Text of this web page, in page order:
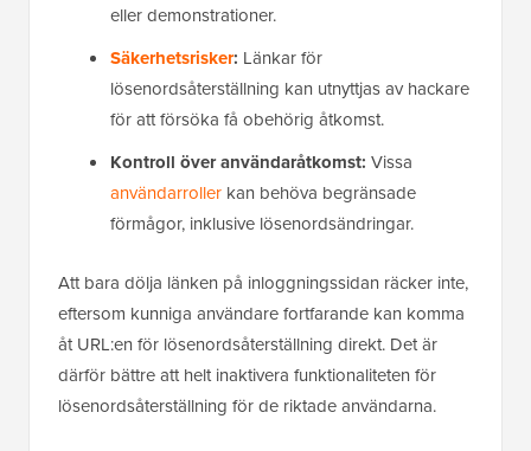
eller demonstrationer.
Säkerhetsrisker: Länkar för
lösenordsåterställning kan utnyttjas av hackare
för att försöka få obehörig åtkomst.
Kontroll över användaråtkomst: Vissa
användarroller kan behöva begränsade
förmågor, inklusive lösenordsändringar.
Att bara dölja länken på inloggningssidan räcker inte,
eftersom kunniga användare fortfarande kan komma
åt URL:en för lösenordsåterställning direkt. Det är
därför bättre att helt inaktivera funktionaliteten för
lösenordsåterställning för de riktade användarna.